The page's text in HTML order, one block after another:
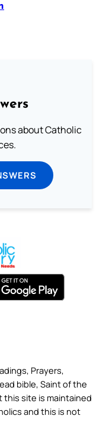
about Catholic
Prayers,
bible, Saint of the
this site is maintained
and this is not